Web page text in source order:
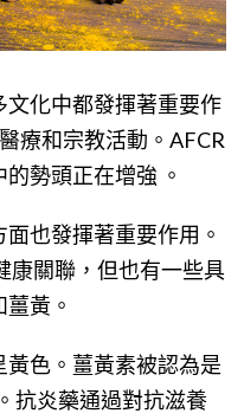
化中都發揮著重要作
療和宗教活動。AFCR
勢頭正在增強 。
也發揮著重要作用。
康關聯，但也有一些具
黃。
色。薑黃素被認為是
抗炎藥通過對抗滋養